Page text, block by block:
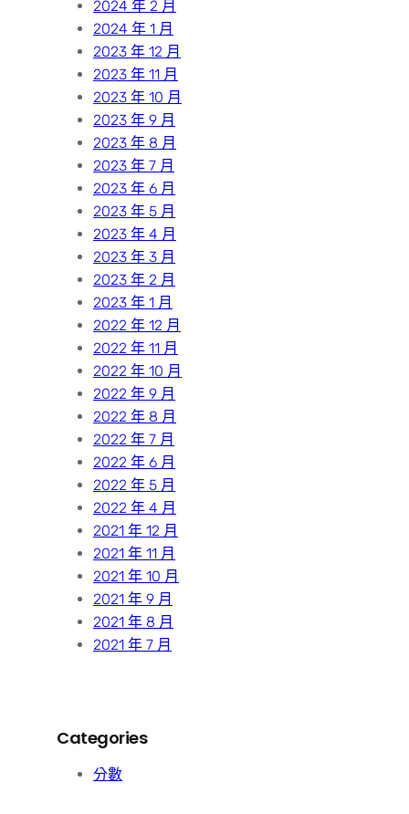
2024 年 2 月
2024 年 1 月
2023 年 12 月
2023 年 11 月
2023 年 10 月
2023 年 9 月
2023 年 8 月
2023 年 7 月
2023 年 6 月
2023 年 5 月
2023 年 4 月
2023 年 3 月
2023 年 2 月
2023 年 1 月
2022 年 12 月
2022 年 11 月
2022 年 10 月
2022 年 9 月
2022 年 8 月
2022 年 7 月
2022 年 6 月
2022 年 5 月
2022 年 4 月
2021 年 12 月
2021 年 11 月
2021 年 10 月
2021 年 9 月
2021 年 8 月
2021 年 7 月
Categories
分數